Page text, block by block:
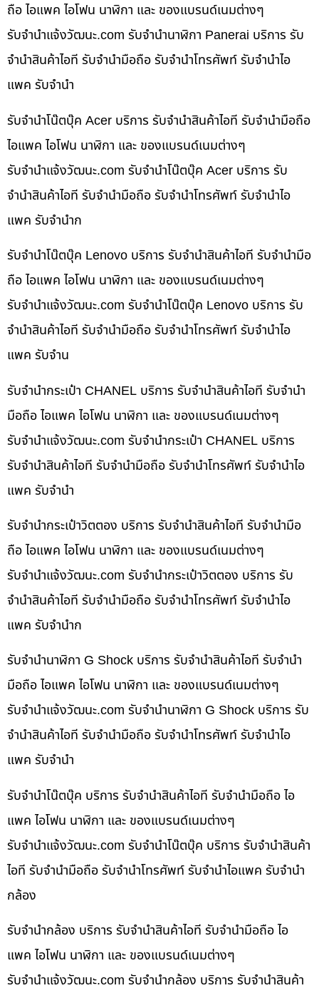
ถือ ไอแพค ไอโฟน นาฬิกา และ ของแบรนด์เนมต่างๆ
รับจํานําแจ้งวัฒนะ.com รับจำนำนาฬิกา Panerai บริการ รับ
จำนำสินค้าไอที รับจำนำมือถือ รับจำนำโทรศัพท์ รับจำนำไอ
แพค รับจำนำ
รับจำนำโน๊ตบุ๊ค Acer บริการ รับจำนำสินค้าไอที รับจำนำมือถือ
ไอแพค ไอโฟน นาฬิกา และ ของแบรนด์เนมต่างๆ
รับจํานําแจ้งวัฒนะ.com รับจำนำโน๊ตบุ๊ค Acer บริการ รับ
จำนำสินค้าไอที รับจำนำมือถือ รับจำนำโทรศัพท์ รับจำนำไอ
แพค รับจำนำก
รับจำนำโน๊ตบุ๊ค Lenovo บริการ รับจำนำสินค้าไอที รับจำนำมือ
ถือ ไอแพค ไอโฟน นาฬิกา และ ของแบรนด์เนมต่างๆ
รับจํานําแจ้งวัฒนะ.com รับจำนำโน๊ตบุ๊ค Lenovo บริการ รับ
จำนำสินค้าไอที รับจำนำมือถือ รับจำนำโทรศัพท์ รับจำนำไอ
แพค รับจำน
รับจำนำกระเป๋า CHANEL บริการ รับจำนำสินค้าไอที รับจำนำ
มือถือ ไอแพค ไอโฟน นาฬิกา และ ของแบรนด์เนมต่างๆ
รับจํานําแจ้งวัฒนะ.com รับจำนำกระเป๋า CHANEL บริการ
รับจำนำสินค้าไอที รับจำนำมือถือ รับจำนำโทรศัพท์ รับจำนำไอ
แพค รับจำนำ
รับจำนำกระเป๋าวิตตอง บริการ รับจำนำสินค้าไอที รับจำนำมือ
ถือ ไอแพค ไอโฟน นาฬิกา และ ของแบรนด์เนมต่างๆ
รับจํานําแจ้งวัฒนะ.com รับจำนำกระเป๋าวิตตอง บริการ รับ
จำนำสินค้าไอที รับจำนำมือถือ รับจำนำโทรศัพท์ รับจำนำไอ
แพค รับจำนำก
รับจำนำนาฬิกา G Shock บริการ รับจำนำสินค้าไอที รับจำนำ
มือถือ ไอแพค ไอโฟน นาฬิกา และ ของแบรนด์เนมต่างๆ
รับจํานําแจ้งวัฒนะ.com รับจำนำนาฬิกา G Shock บริการ รับ
จำนำสินค้าไอที รับจำนำมือถือ รับจำนำโทรศัพท์ รับจำนำไอ
แพค รับจำนำ
รับจำนำโน๊ตบุ๊ค บริการ รับจำนำสินค้าไอที รับจำนำมือถือ ไอ
แพค ไอโฟน นาฬิกา และ ของแบรนด์เนมต่างๆ
รับจํานําแจ้งวัฒนะ.com รับจำนำโน๊ตบุ๊ค บริการ รับจำนำสินค้า
ไอที รับจำนำมือถือ รับจำนำโทรศัพท์ รับจำนำไอแพค รับจำนำ
กล้อง
รับจำนำกล้อง บริการ รับจำนำสินค้าไอที รับจำนำมือถือ ไอ
แพค ไอโฟน นาฬิกา และ ของแบรนด์เนมต่างๆ
รับจํานําแจ้งวัฒนะ.com รับจำนำกล้อง บริการ รับจำนำสินค้า